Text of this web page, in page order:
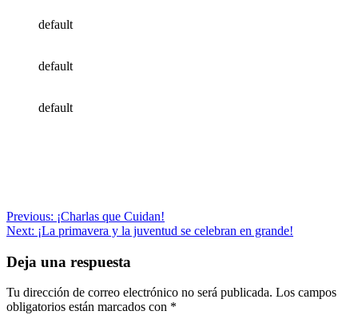
default
default
default
Navegación
de
entradas
Previous: ¡Charlas que Cuidan!
Next: ¡La primavera y la juventud se celebran en grande!
Deja una respuesta
Tu dirección de correo electrónico no será publicada. Los campos
obligatorios están marcados con *